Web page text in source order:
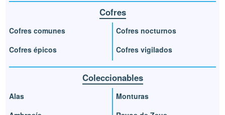
Cofres
Cofres comunes
Cofres épicos
Cofres nocturnos
Cofres vigilados
Coleccionables
Alas
Monturas